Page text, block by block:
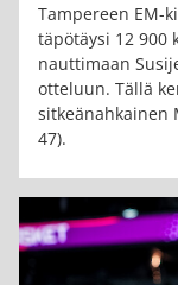
Tampereen EM-
täpötäysi 12 900
nauttimaan
otteluun. Tällä
sitkeänahkainen
47).